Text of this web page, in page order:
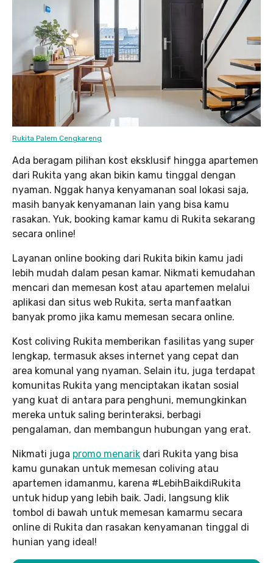
Rukita Palem Cengkareng
Ada beragam pilihan kost eksklusif hingga apartemen
dari Rukita yang akan bikin kamu tinggal dengan
nyaman. Nggak hanya kenyamanan soal lokasi saja,
masih banyak kenyamanan lain yang bisa kamu
rasakan. Yuk, booking kamar kamu di Rukita sekarang
secara online!
Layanan online booking dari Rukita bikin kamu jadi
lebih mudah dalam pesan kamar. Nikmati kemudahan
mencari dan memesan kost atau apartemen melalui
aplikasi dan situs web Rukita, serta manfaatkan
banyak promo jika kamu memesan secara online.
Kost coliving Rukita memberikan fasilitas yang super
lengkap, termasuk akses internet yang cepat dan
area komunal yang nyaman. Selain itu, juga terdapat
komunitas Rukita yang menciptakan ikatan sosial
yang kuat di antara para penghuni, memungkinkan
mereka untuk saling berinteraksi, berbagi
pengalaman, dan membangun hubungan yang erat.
Nikmati juga promo menarik dari Rukita yang bisa
kamu gunakan untuk memesan coliving atau
apartemen idamanmu, karena #LebihBaikdiRukita
untuk hidup yang lebih baik. Jadi, langsung klik
tombol di bawah untuk memesan kamarmu secara
online di Rukita dan rasakan kenyamanan tinggal di
hunian yang ideal!